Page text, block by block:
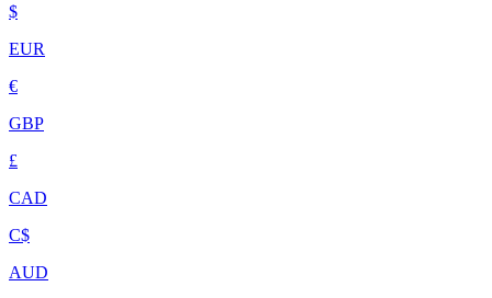
$
EUR
€
GBP
£
CAD
C$
AUD